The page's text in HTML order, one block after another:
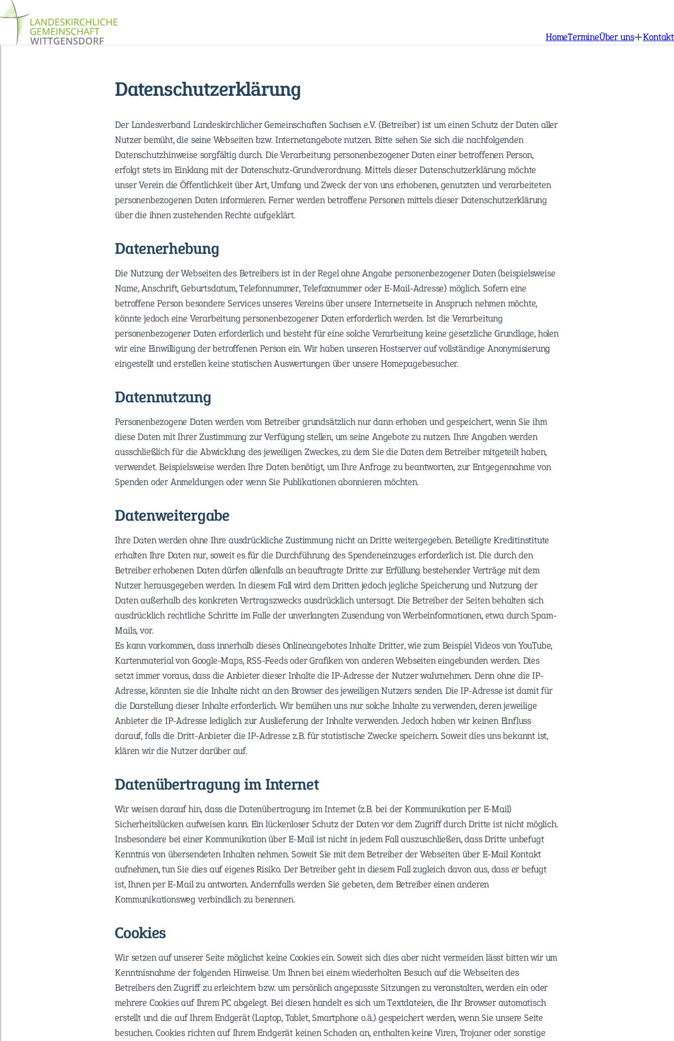
HomeTermineÜber uns Kontakt
Datenschutzerklärung
Der Landesverband Landeskirchlicher Gemeinschaften Sachsen e.V. (Betreiber) ist um einen Schutz der Daten aller
Nutzer bemüht, die seine Webseiten bzw. Internetangebote nutzen. Bitte sehen Sie sich die nachfolgenden
Datenschutzhinweise sorgfältig durch. Die Verarbeitung personenbezogener Daten einer betroffenen Person,
erfolgt stets im Einklang mit der Datenschutz-Grundverordnung. Mittels dieser Datenschutzerklärung möchte
unser Verein die Öffentlichkeit über Art, Umfang und Zweck der von uns erhobenen, genutzten und verarbeiteten
personenbezogenen Daten informieren. Ferner werden betroffene Personen mittels dieser Datenschutzerklärung
über die ihnen zustehenden Rechte aufgeklärt.
Datenerhebung
Die Nutzung der Webseiten des Betreibers ist in der Regel ohne Angabe personenbezogener Daten (beispielsweise
Name, Anschrift, Geburtsdatum, Telefonnummer, Telefaxnummer oder E-Mail-Adresse) möglich. Sofern eine
betroffene Person besondere Services unseres Vereins über unsere Internetseite in Anspruch nehmen möchte,
könnte jedoch eine Verarbeitung personenbezogener Daten erforderlich werden. Ist die Verarbeitung
personenbezogener Daten erforderlich und besteht für eine solche Verarbeitung keine gesetzliche Grundlage, holen
wir eine Einwilligung der betroffenen Person ein. Wir haben unseren Hostserver auf vollständige Anonymisierung
eingestellt und erstellen keine statischen Auswertungen über unsere Homepagebesucher.
Datennutzung
Personenbezogene Daten werden vom Betreiber grundsätzlich nur dann erhoben und gespeichert, wenn Sie ihm
diese Daten mit Ihrer Zustimmung zur Verfügung stellen, um seine Angebote zu nutzen. Ihre Angaben werden
ausschließlich für die Abwicklung des jeweiligen Zweckes, zu dem Sie die Daten dem Betreiber mitgeteilt haben,
verwendet. Beispielsweise werden Ihre Daten benötigt, um Ihre Anfrage zu beantworten, zur Entgegennahme von
Spenden oder Anmeldungen oder wenn Sie Publikationen abonnieren möchten.
Datenweitergabe
Ihre Daten werden ohne Ihre ausdrückliche Zustimmung nicht an Dritte weitergegeben. Beteiligte Kreditinstitute
erhalten Ihre Daten nur, soweit es für die Durchführung des Spendeneinzuges erforderlich ist. Die durch den
Betreiber erhobenen Daten dürfen allenfalls an beauftragte Dritte zur Erfüllung bestehender Verträge mit dem
Nutzer herausgegeben werden. In diesem Fall wird dem Dritten jedoch jegliche Speicherung und Nutzung der
Daten außerhalb des konkreten Vertragszwecks ausdrücklich untersagt. Die Betreiber der Seiten behalten sich
ausdrücklich rechtliche Schritte im Falle der unverlangten Zusendung von Werbeinformationen, etwa durch Spam-
Mails, vor.
Es kann vorkommen, dass innerhalb dieses Onlineangebotes Inhalte Dritter, wie zum Beispiel Videos von YouTube,
Kartenmaterial von Google-Maps, RSS-Feeds oder Grafiken von anderen Webseiten eingebunden werden. Dies
setzt immer voraus, dass die Anbieter dieser Inhalte die IP-Adresse der Nutzer wahrnehmen. Denn ohne die IP-
Adresse, könnten sie die Inhalte nicht an den Browser des jeweiligen Nutzers senden. Die IP-Adresse ist damit für
die Darstellung dieser Inhalte erforderlich. Wir bemühen uns nur solche Inhalte zu verwenden, deren jeweilige
Anbieter die IP-Adresse lediglich zur Auslieferung der Inhalte verwenden. Jedoch haben wir keinen Einfluss
darauf, falls die Dritt-Anbieter die IP-Adresse z.B. für statistische Zwecke speichern. Soweit dies uns bekannt ist,
klären wir die Nutzer darüber auf.
Datenübertragung im Internet
Wir weisen darauf hin, dass die Datenübertragung im Internet (z.B. bei der Kommunikation per E-Mail)
Sicherheitslücken aufweisen kann. Ein lückenloser Schutz der Daten vor dem Zugriff durch Dritte ist nicht möglich.
Insbesondere bei einer Kommunikation über E-Mail ist nicht in jedem Fall auszuschließen, dass Dritte unbefugt
Kenntnis von übersendeten Inhalten nehmen. Soweit Sie mit dem Betreiber der Webseiten über E-Mail Kontakt
aufnehmen, tun Sie dies auf eigenes Risiko. Der Betreiber geht in diesem Fall zugleich davon aus, dass er befugt
ist, Ihnen per E-Mail zu antworten. Andernfalls werden Sie gebeten, dem Betreiber einen anderen
Kommunikationsweg verbindlich zu benennen.
Cookies
Wir setzen auf unserer Seite möglichst keine Cookies ein. Soweit sich dies aber nicht vermeiden lässt bitten wir um
Kenntnisnahme der folgenden Hinweise. Um Ihnen bei einem wiederholten Besuch auf die Webseiten des
Betreibers den Zugriff zu erleichtern bzw. um persönlich angepasste Sitzungen zu veranstalten, werden ein oder
mehrere Cookies auf Ihrem PC abgelegt. Bei diesen handelt es sich um Textdateien, die Ihr Browser automatisch
erstellt und die auf Ihrem Endgerät (Laptop, Tablet, Smartphone o.ä.) gespeichert werden, wenn Sie unsere Seite
besuchen. Cookies richten auf Ihrem Endgerät keinen Schaden an, enthalten keine Viren, Trojaner oder sonstige